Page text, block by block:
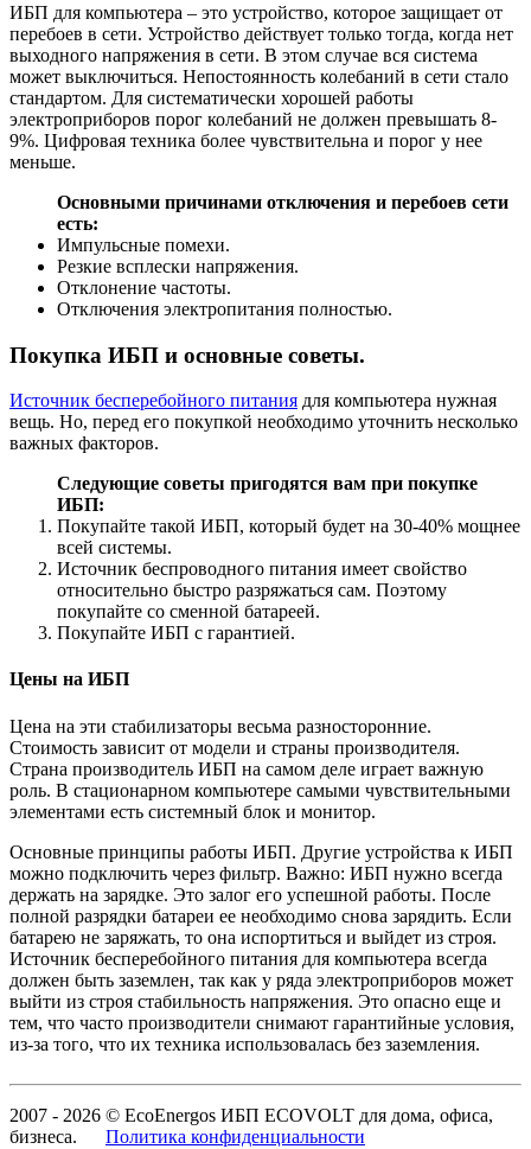
ИБП для компьютера – это устройство, которое защищает от
перебоев в сети. Устройство действует только тогда, когда нет
выходного напряжения в сети. В этом случае вся система
может выключиться. Непостоянность колебаний в сети стало
стандартом. Для систематически хорошей работы
электроприборов порог колебаний не должен превышать 8-
9%. Цифровая техника более чувствительна и порог у нее
меньше.
Основными причинами отключения и перебоев сети
есть:
Импульсные помехи.
Резкие всплески напряжения.
Отклонение частоты.
Отключения электропитания полностью.
Покупка ИБП и основные советы.
Источник бесперебойного питания для компьютера нужная
вещь. Но, перед его покупкой необходимо уточнить несколько
важных факторов.
Следующие советы пригодятся вам при покупке
ИБП:
Покупайте такой ИБП, который будет на 30-40% мощнее
всей системы.
Источник беспроводного питания имеет свойство
относительно быстро разряжаться сам. Поэтому
покупайте со сменной батареей.
Покупайте ИБП с гарантией.
Цены на ИБП
Цена на эти стабилизаторы весьма разносторонние.
Стоимость зависит от модели и страны производителя.
Страна производитель ИБП на самом деле играет важную
роль. В стационарном компьютере самыми чувствительными
элементами есть системный блок и монитор.
Основные принципы работы ИБП. Другие устройства к ИБП
можно подключить через фильтр. Важно: ИБП нужно всегда
держать на зарядке. Это залог его успешной работы. После
полной разрядки батареи ее необходимо снова зарядить. Если
батарею не заряжать, то она испортиться и выйдет из строя.
Источник бесперебойного питания для компьютера всегда
должен быть заземлен, так как у ряда электроприборов может
выйти из строя стабильность напряжения. Это опасно еще и
тем, что часто производители снимают гарантийные условия,
из-за того, что их техника использовалась без заземления.
2007 - 2026 © EcoEnergos ИБП ECOVOLT для дома, офиса,
бизнеса. Политика конфиденциальности